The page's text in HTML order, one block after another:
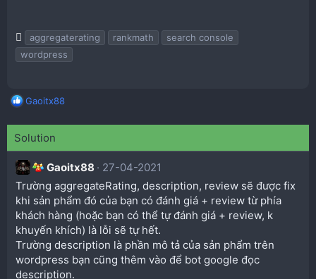
T
a
g
aggregaterating rankmath
search console
wordpress
R
a
c
t
i
o
n
s
:
Gaoitx88
Solution
Gaoitx88
27-04-2021
Trường aggregateRating, description, review sẽ được fix
khi sản phẩm đó của bạn có đánh giá + review từ phía
khách hàng (hoặc bạn có thể tự đánh giá + review, k
khuyến khích) là lỗi sẽ tự hết.
Trường description là phần mô tả của sản phẩm trên
wordpress bạn cũng thêm vào để bot google đọc
description.